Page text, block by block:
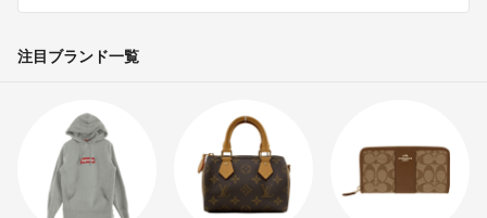
注目ブランド一覧